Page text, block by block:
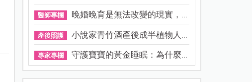
醫師專欄 晚婚晚育是無法改變的現實，...
產後照護 小說家青竹酒產後成半植物人...
專家專欄 守護寶寶的黃金睡眠：為什麼...